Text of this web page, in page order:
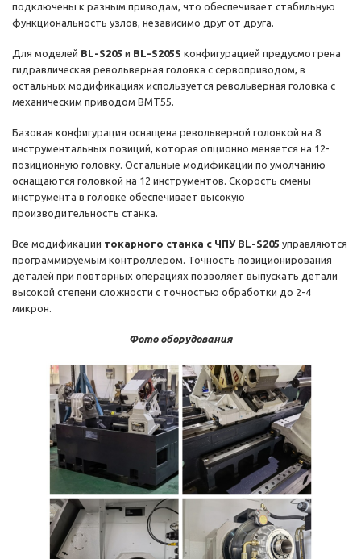
подключены к разным приводам, что обеспечивает стабильную
функциональность узлов, независимо друг от друга.
Для моделей BL-S205 и BL-S205S конфигурацией предусмотрена
гидравлическая револьверная головка с сервоприводом, в
остальных модификациях используется револьверная головка с
механическим приводом BMT55.
Базовая конфигурация оснащена револьверной головкой на 8
инструментальных позиций, которая опционно меняется на 12-
позиционную головку. Остальные модификации по умолчанию
оснащаются головкой на 12 инструментов. Скорость смены
инструмента в головке обеспечивает высокую
производительность станка.
Все модификации токарного станка с ЧПУ BL-S205 управляются
программируемым контроллером. Точность позиционирования
деталей при повторных операциях позволяет выпускать детали
высокой степени сложности с точностью обработки до 2-4
микрон.
Фото оборудования